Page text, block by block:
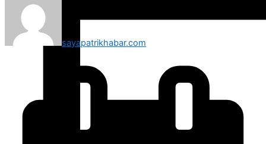
sayapatrikhabar.com